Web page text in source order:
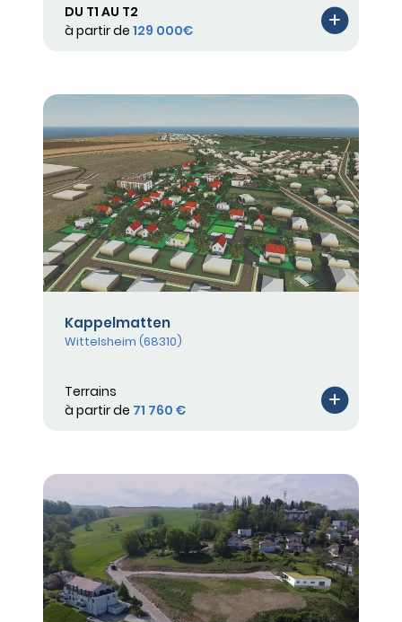
DU T1 AU T2
à partir de 129 000€
Kappelmatten
Wittelsheim (68310)
Terrains
à partir de 71 760 €